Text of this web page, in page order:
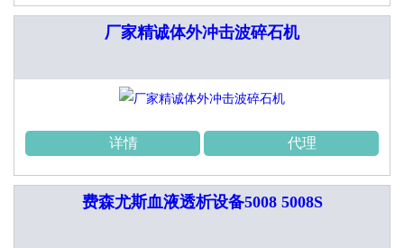
厂家精诚体外冲击波碎石机
详情 代理
费森尤斯血液透析设备5008 5008S